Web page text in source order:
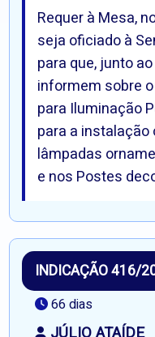
Requer à Mesa,
seja oficiado à
para que, junto
informem sobre
para Iluminação
para a
lâmpadas
e nos Postes
INDICAÇÃO 416/
66 dias